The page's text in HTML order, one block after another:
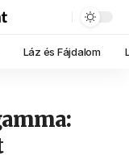
Láz és Fájdalom